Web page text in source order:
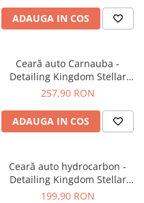
ADAUGA IN COS
Ceară auto Carnauba -
Detailing Kingdom Stellar
Invicto Carnauba (100gr)
257,90 RON
ADAUGA IN COS
Ceară auto hydrocarbon -
Detailing Kingdom Stellar
Invicto Hydrocarbon (100gr)
199,90 RON